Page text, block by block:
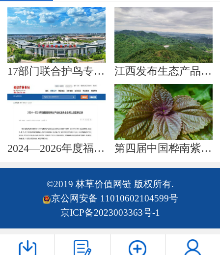
17部门联合护鸟专项行动成效显著 江西发布生态产品目录清单
2024—2026年度福建省林业产业化龙头企业拟认定名单公示 第四届中国桦南紫苏文化节打造特色品牌
©2019 林草价值网链 版权所有.
京公网安备 11010602104599号
京ICP备2023003363号-1